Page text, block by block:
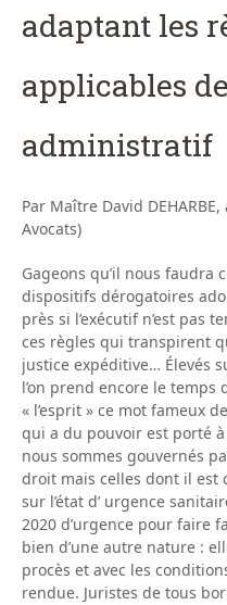
adaptant les
applicables
administratif
Par Maître David
Avocats)
Gageons qu’il nous faudra
dispositifs dérogatoires
près si l’exécutif n’est pas
ces règles qui transpirent
justice expéditive… Élevés
l’on prend encore le temps
« l’esprit » ce mot fameux
qui a du pouvoir est porté
nous sommes gouvernés
droit mais celles dont il est
sur l’état d’ urgence
2020 d’urgence pour faire
bien d’une autre nature :
procès et avec les
rendue. Juristes de tous